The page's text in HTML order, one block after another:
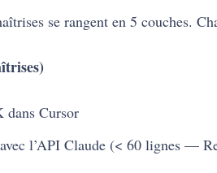
se rangent en 5 couches.
Cursor
l’API Claude (< 60 lignes —